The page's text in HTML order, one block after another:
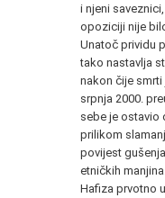
i njeni
opoziciji nije
Unatoč prividu
tako nastavlja
nakon čije smrti
srpnja 2000.
sebe je ostavio
prilikom
povijest
etničkih manjina.
Hafiza prvotno